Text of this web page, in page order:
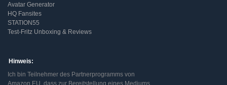
Avatar Generator
HQ Fansites
STATION55
Test-Fritz Unboxing & Reviews
Hinweis:
Ich bin Teilnehmer des Partnerprogramms von
Amazon EU, dass zur Bereitstellung eines Mediums